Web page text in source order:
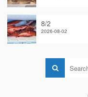
8/2
2026-08-02